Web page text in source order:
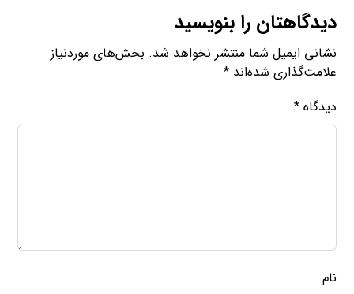
دیدگاهتان را بنویسید
نشانی ایمیل شما منتشر نخواهد شد. بخش‌های موردنیاز
علامت‌گذاری شده‌اند*
دیدگاه*
نام